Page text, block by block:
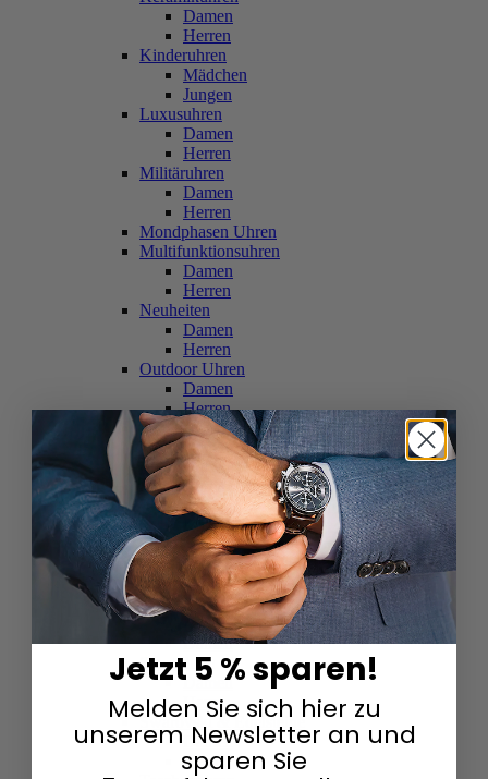
Damen
Herren
Kinderuhren
Mädchen
Jungen
Luxusuhren
Damen
Herren
Militäruhren
Damen
Herren
Mondphasen Uhren
Multifunktionsuhren
Damen
Herren
Neuheiten
Damen
Herren
Outdoor Uhren
Damen
Herren
Schweizer Uhren
Damen
Herren
Skelettuhren
Damen
Herren
Smartwatches
Damen
Herren
Solaruhren
Herren
Damen
Sportuhren
Damen
Herren
Swarovski & Edelsteine
Damen
Herren
Jetzt 5 % sparen!
Melden Sie sich hier zu
unserem Newsletter an und
sparen Sie